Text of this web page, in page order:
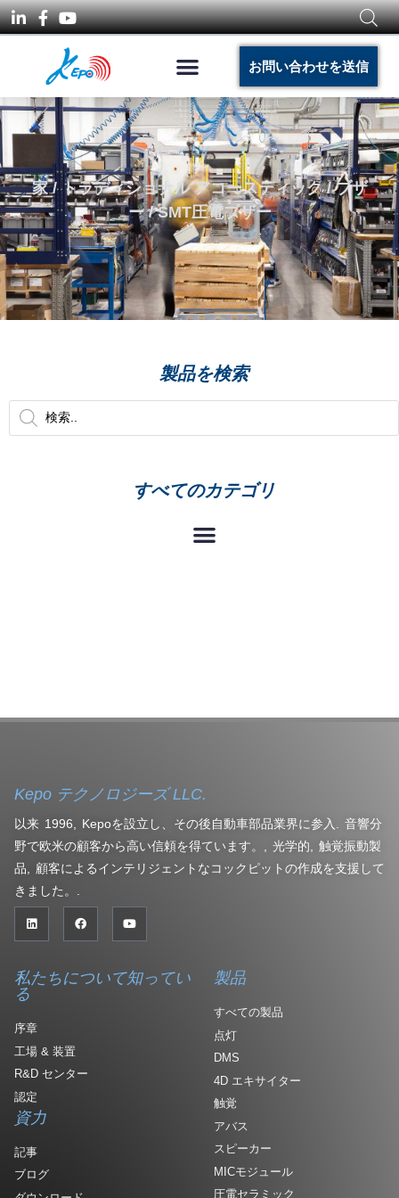
お問い合わせを送信
家/トラディショナル アコースティック/ブザ
ー/ SMT圧電ブザー
製品を検索
すべてのカテゴリ
Kepo テクノロジーズ LLC.
以来 1996, Kepoを設立し、その後自動車部品業界に参入. 音響分
野で欧米の顧客から高い信頼を得ています。, 光学的, 触覚振動製
品, 顧客によるインテリジェントなコックピットの作成を支援して
きました。.
私たちについて知ってい
る
序章
工場 & 装置
R&D センター
認定
製品
すべての製品
点灯
DMS
4D エキサイター
触覚
アバス
スピーカー
MICモジュール
圧電セラミック
資力
記事
ブログ